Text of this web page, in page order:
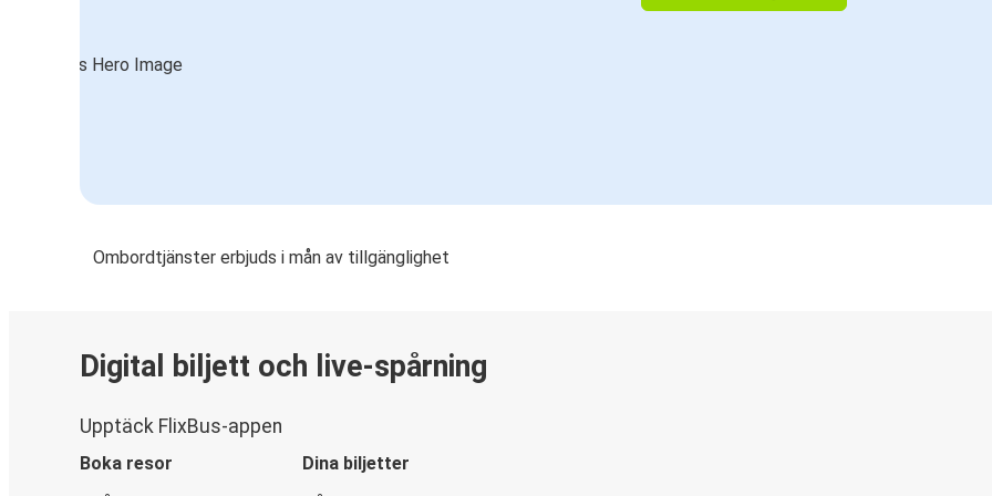
Ombordtjänster erbjuds i mån av tillgänglighet
Digital biljett och live-spårning
Upptäck FlixBus-appen
Boka resor
Dina biljetter